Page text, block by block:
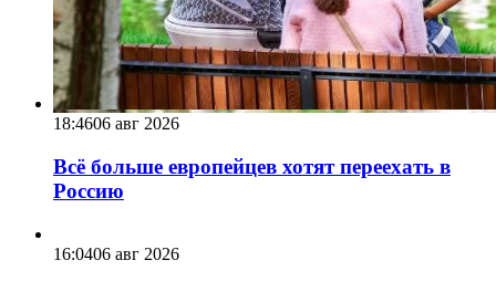
18:4606 авг 2026
Всё больше европейцев хотят переехать в
Россию
16:0406 авг 2026